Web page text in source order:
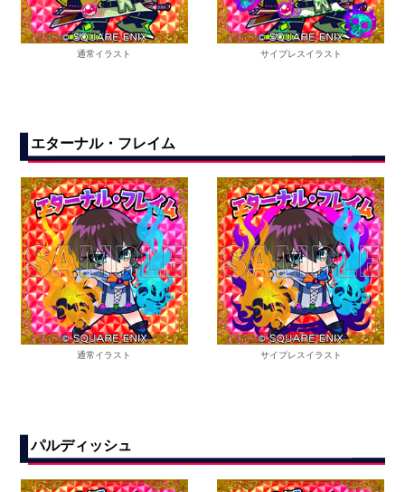
通常イラスト サイプレスイラスト
エターナル・フレイム
通常イラスト サイプレスイラスト
パルディッシュ